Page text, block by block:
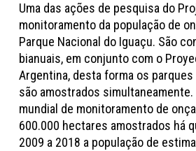
Uma das ações de pesquisa do
monitoramento da população de
Parque Nacional do Iguaçu. São
bianuais, em conjunto com o
Argentina, desta forma os
são amostrados
mundial de monitoramento de
600.000 hectares amostrados há
2009 a 2018 a população de